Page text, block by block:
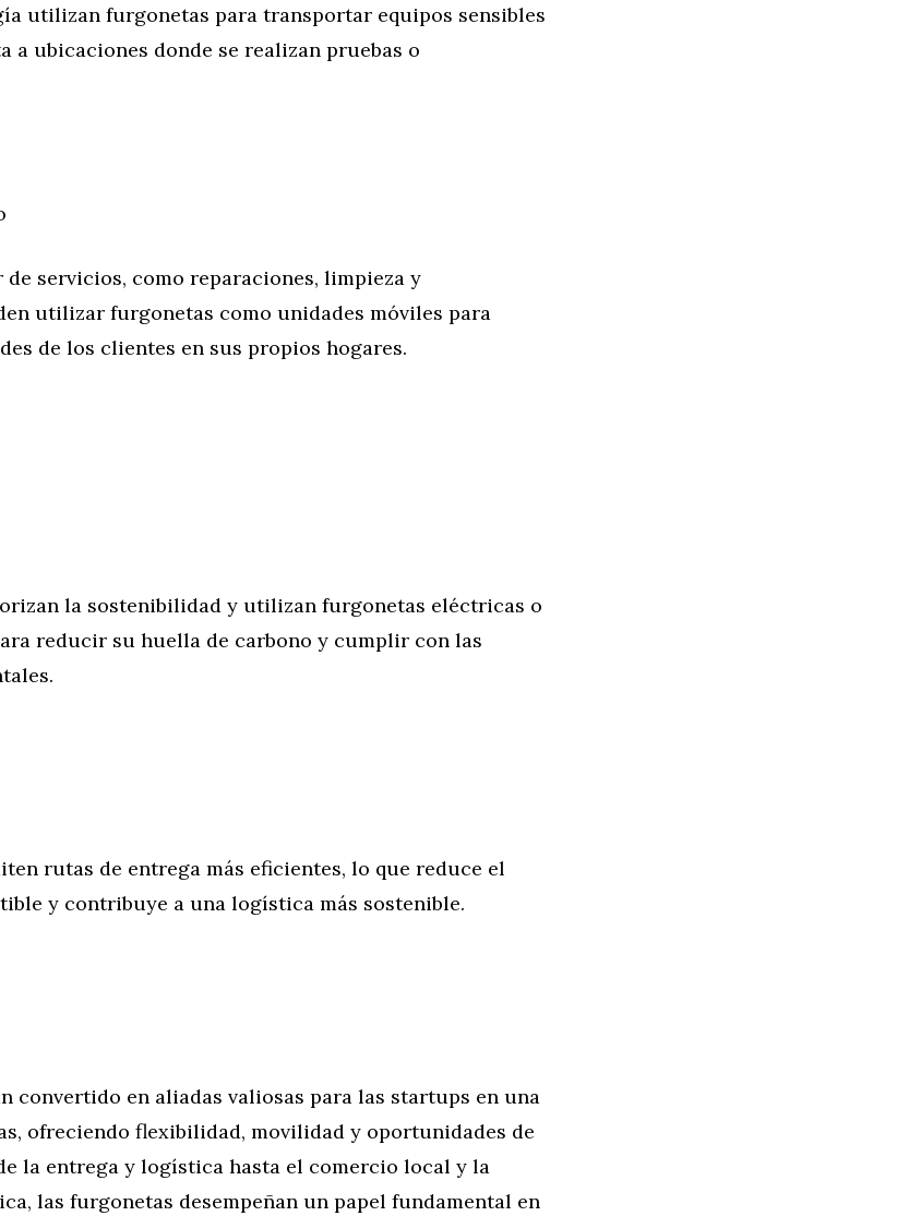
utilizan furgonetas para transportar equipos sensibles
a ubicaciones donde se realizan pruebas o
servicios, como reparaciones, limpieza y
utilizar furgonetas como unidades móviles para
de los clientes en sus propios hogares.
la sostenibilidad y utilizan furgonetas eléctricas o
reducir su huella de carbono y cumplir con las
rutas de entrega más eficientes, lo que reduce el
y contribuye a una logística más sostenible.
convertido en aliadas valiosas para las startups en una
ofreciendo flexibilidad, movilidad y oportunidades de
la entrega y logística hasta el comercio local y la
las furgonetas desempeñan un papel fundamental en